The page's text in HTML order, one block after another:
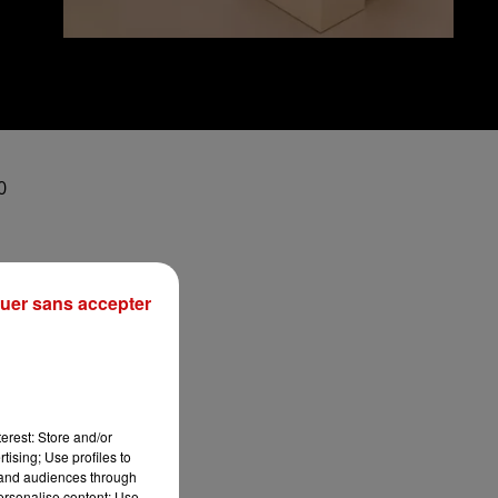
Store and/or
Use profiles to
audiences through
sans accepter